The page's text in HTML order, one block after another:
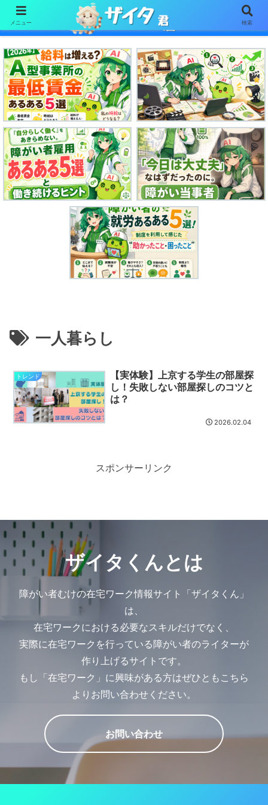
一人暮らし
トレンド
【実体験】上京する学生の部屋探
し！失敗しない部屋探しのコツと
は？
2026.02.04
スポンサーリンク
ザイタくんとは
障がい者むけの在宅ワーク情報サイト「ザイタくん」
は、
在宅ワークにおける必要なスキルだけでなく、
実際に在宅ワークを行っている障がい者のライターが
作り上げるサイトです。
もし「在宅ワーク」に興味がある方はぜひともこちら
よりお問い合わせください。
お問い合わせ
メニュー 検索